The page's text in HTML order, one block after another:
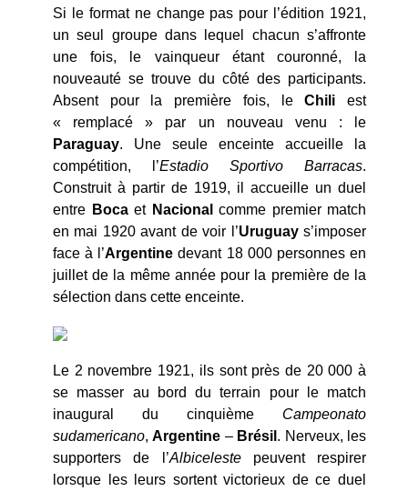
Si le format ne change pas pour l’édition 1921,
un seul groupe dans lequel chacun s’affronte
une fois, le vainqueur étant couronné, la
nouveauté se trouve du côté des participants.
Absent pour la première fois, leChili est
« remplacé » par un nouveau venu : le
Paraguay. Une seule enceinte accueille la
compétition, l’Estadio Sportivo Barracas.
Construit à partir de 1919, il accueille un duel
entre Bocaet Nacional comme premier match
en mai 1920 avant de voir l’Uruguays’imposer
face à l’Argentinedevant 18 000 personnes en
juillet de la même année pour la première de la
sélection dans cette enceinte.
Le 2 novembre 1921, ils sont près de 20 000 à
se masser au bord du terrain pour le match
inaugural du cinquième Campeonato
sudamericano,Argentine – Brésil . Nerveux, les
supporters de l’Albiceleste peuvent respirer
lorsque les leurs sortent victorieux de ce duel